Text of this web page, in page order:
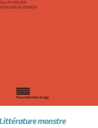
monstre